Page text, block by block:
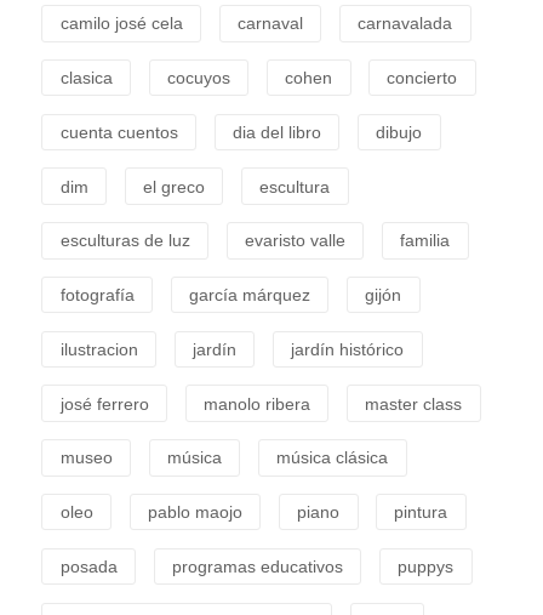
camilo josé cela carnaval carnavalada
clasica cocuyos cohen concierto
cuenta cuentos dia del libro dibujo
dim el greco escultura
esculturas de luz evaristo valle familia
fotografía garcía márquez gijón
ilustracion jardín jardín histórico
josé ferrero manolo ribera master class
museo música música clásica
oleo pablo maojo piano pintura
posada programas educativos puppys